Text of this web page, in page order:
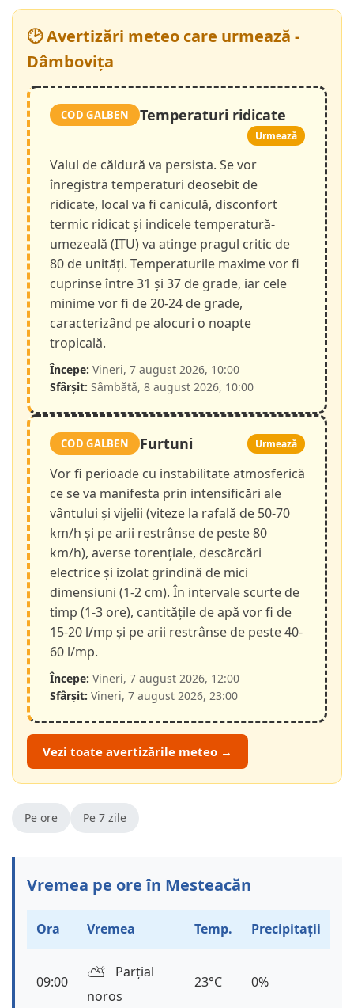
🕑 Avertizări meteo care urmează -
Dâmbovița
COD GALBEN Temperaturi ridicate
Urmează
Valul de căldură va persista. Se vor
înregistra temperaturi deosebit de
ridicate, local va fi caniculă, disconfort
termic ridicat și indicele temperatură-
umezeală (ITU) va atinge pragul critic de
80 de unități. Temperaturile maxime vor fi
cuprinse între 31 și 37 de grade, iar cele
minime vor fi de 20-24 de grade,
caracterizând pe alocuri o noapte
tropicală.
Începe: Vineri, 7 august 2026, 10:00
Sfârșit: Sâmbătă, 8 august 2026, 10:00
COD GALBEN Furtuni Urmează
Vor fi perioade cu instabilitate atmosferică
ce se va manifesta prin intensificări ale
vântului și vijelii (viteze la rafală de 50-70
km/h și pe arii restrânse de peste 80
km/h), averse torențiale, descărcări
electrice și izolat grindină de mici
dimensiuni (1-2 cm). În intervale scurte de
timp (1-3 ore), cantitățile de apă vor fi de
15-20 l/mp și pe arii restrânse de peste 40-
60 l/mp.
Începe: Vineri, 7 august 2026, 12:00
Sfârșit: Vineri, 7 august 2026, 23:00
Vezi toate avertizările meteo →
Pe ore Pe 7 zile
Vremea pe ore în Mesteacăn
Ora Vremea Temp. Precipitații
09:00 ⛅️
Parțial
noros
23°C 0%